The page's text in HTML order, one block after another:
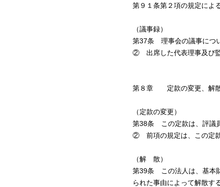
第９１条第２項の規定によ
（議事録）
第37条 理事会の議事につ
② 出席した代表理事及び
第８章 定款の変更、解
（定款の変更）
第38条 この定款は、評議
② 前項の規定は、この定款
（解 散）
第39条 この法人は、基本
られた事由によって解散す